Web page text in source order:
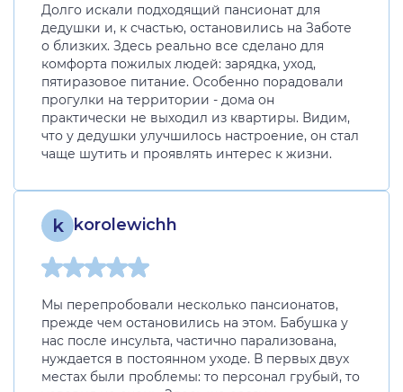
Долго искали подходящий пансионат для
дедушки и, к счастью, остановились на Заботе
о близких. Здесь реально все сделано для
комфорта пожилых людей: зарядка, уход,
пятиразовое питание. Особенно порадовали
прогулки на территории - дома он
практически не выходил из квартиры. Видим,
что у дедушки улучшилось настроение, он стал
чаще шутить и проявлять интерес к жизни.
k korolewichh
Мы перепробовали несколько пансионатов,
прежде чем остановились на этом. Бабушка у
нас после инсульта, частично парализована,
нуждается в постоянном уходе. В первых двух
местах были проблемы: то персонал грубый, то